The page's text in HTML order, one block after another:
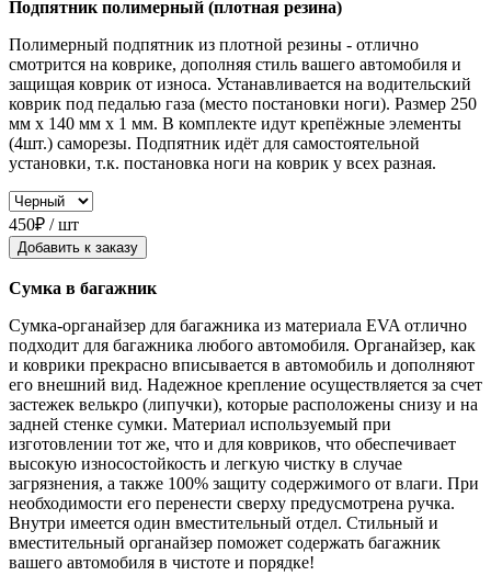
Подпятник полимерный (плотная резина)
Полимерный подпятник из плотной резины - отлично
смотрится на коврике, дополняя стиль вашего автомобиля и
защищая коврик от износа. Устанавливается на водительский
коврик под педалью газа (место постановки ноги). Размер 250
мм x 140 мм x 1 мм. В комплекте идут крепёжные элементы
(4шт.) саморезы. Подпятник идёт для самостоятельной
установки, т.к. постановка ноги на коврик у всех разная.
450₽ / шт
Добавить к заказу
Сумка в багажник
Сумка-органайзер для багажника из материала EVA отлично
подходит для багажника любого автомобиля. Органайзер, как
и коврики прекрасно вписывается в автомобиль и дополняют
его внешний вид. Надежное крепление осуществляется за счет
застежек велькро (липучки), которые расположены снизу и на
задней стенке сумки. Материал используемый при
изготовлении тот же, что и для ковриков, что обеспечивает
высокую износостойкость и легкую чистку в случае
загрязнения, а также 100% защиту содержимого от влаги. При
необходимости его перенести сверху предусмотрена ручка.
Внутри имеется один вместительный отдел. Стильный и
вместительный органайзер поможет содержать багажник
вашего автомобиля в чистоте и порядке!